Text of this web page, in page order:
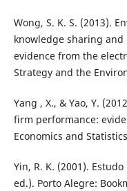
Wong, S. K. S. (2013).
knowledge sharing
evidence from the
Strategy and the
Yang , X., & Yao, Y.
firm performance:
Economics and
Yin, R. K. (2001).
ed.). Porto Alegre: